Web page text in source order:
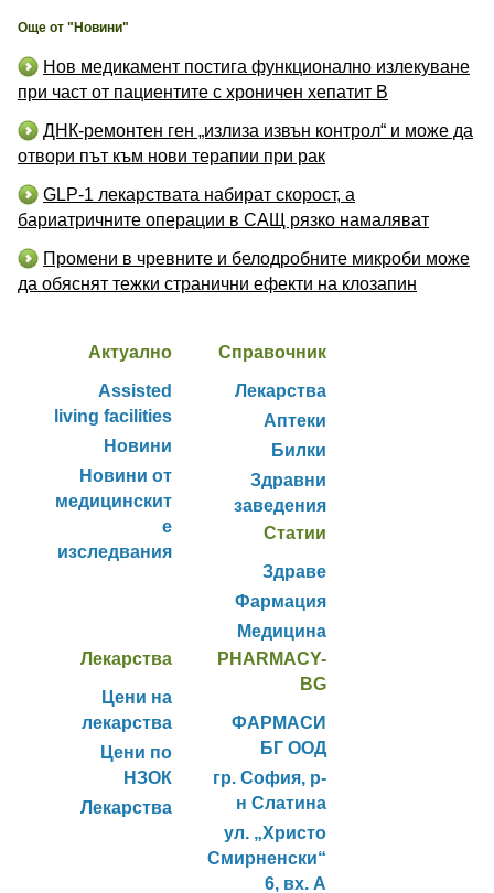
Още от "Новини"
Нов медикамент постига функционално излекуване
при част от пациентите с хроничен хепатит B
ДНК-ремонтен ген „излиза извън контрол“ и може да
отвори път към нови терапии при рак
GLP-1 лекарствата набират скорост, а
бариатричните операции в САЩ рязко намаляват
Промени в чревните и белодробните микроби може
да обяснят тежки странични ефекти на клозапин
Актуално
Assisted
living facilities
Новини
Новини от
медицинскит
е
изследвания
Справочник
Лекарства
Аптеки
Билки
Здравни
заведения
Статии
Здраве
Фармация
Медицина
Лекарства
Цени на
лекарства
Цени по
НЗОК
Лекарства
PHARMACY-
BG
ФАРМАСИ
БГ ООД
гр. София, р-
н Слатина
ул. „Христо
Смирненски“
6, вх. А